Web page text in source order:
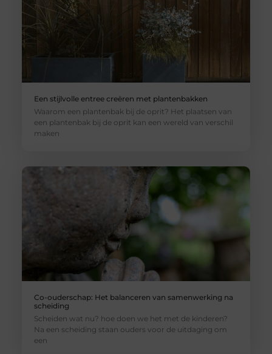
Een stijlvolle entree creëren met plantenbakken
Waarom een plantenbak bij de oprit? Het plaatsen van
een plantenbak bij de oprit kan een wereld van verschil
maken
Co-ouderschap: Het balanceren van samenwerking na
scheiding
Scheiden wat nu? hoe doen we het met de kinderen?
Na een scheiding staan ouders voor de uitdaging om
een